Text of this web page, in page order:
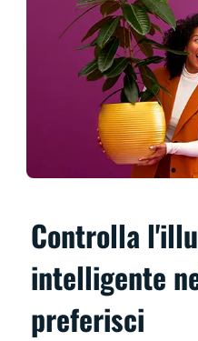
Controlla
intelligente
preferisci